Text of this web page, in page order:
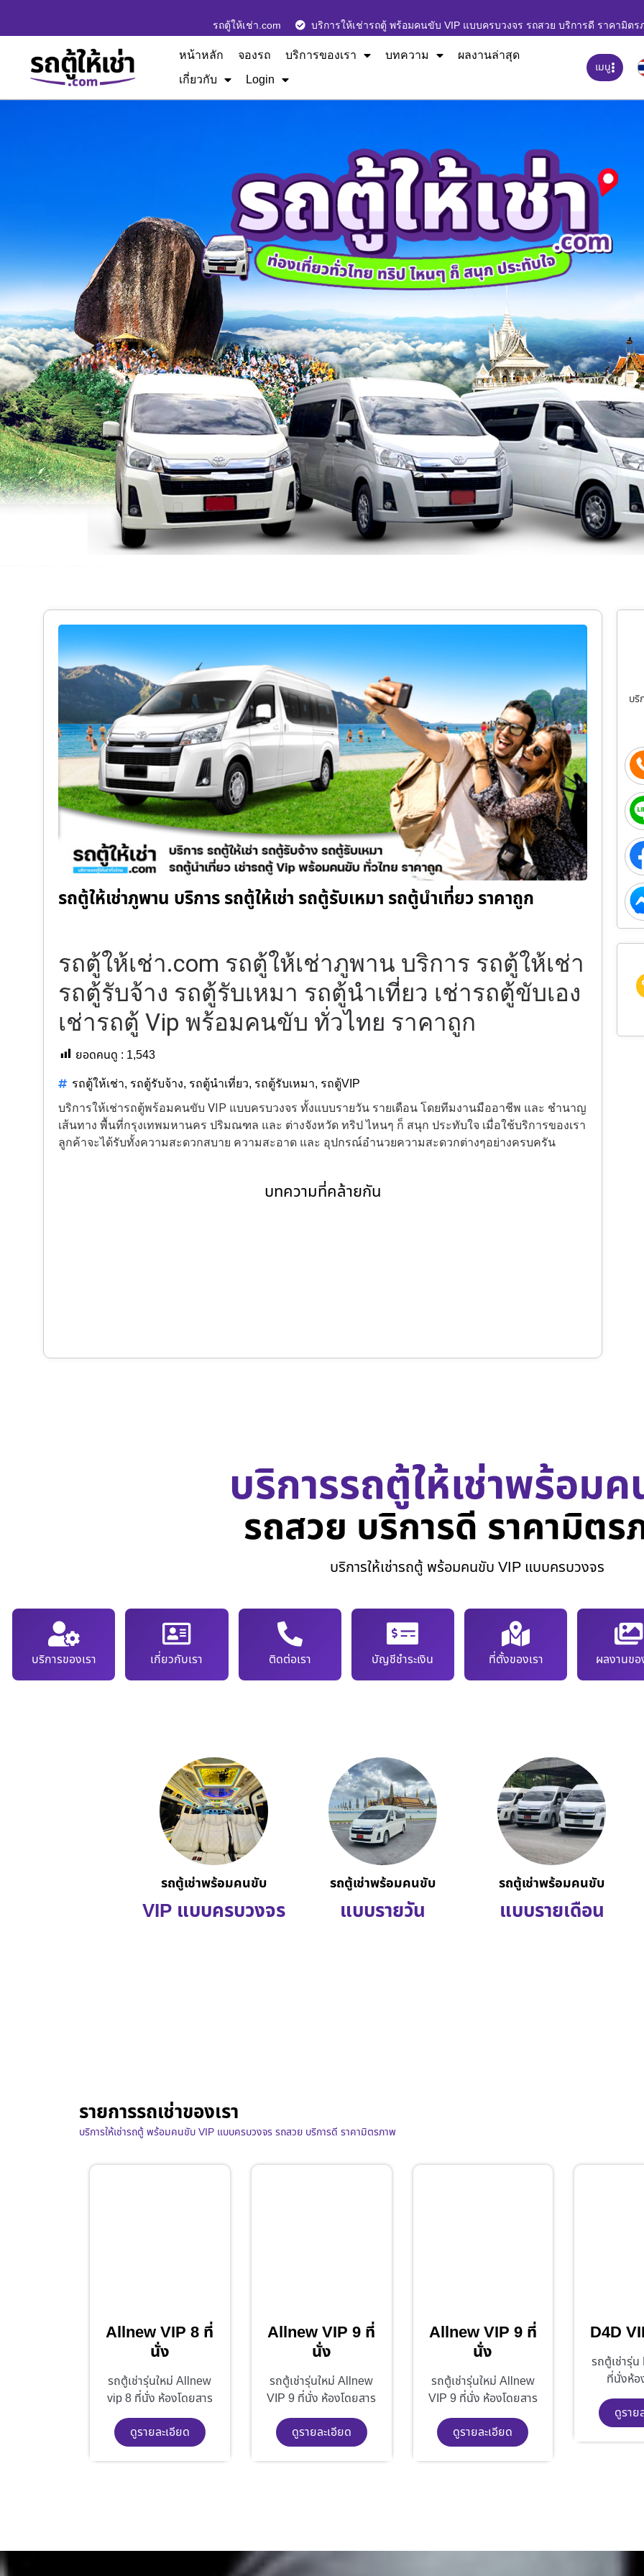
รถตู้ให้เช่า.com บริการให้เช่ารถตู้ พร้อมคนขับ VIP แบบครบวงจร รถสวย บริการดี ราคามิตร
หน้าหลัก จองรถ บริการของเรา บทความ
ผลงานล่าสุด
เกี่ยวกับ
Login
เมนู
รถตู้ให้เช่าภูพาน บริการ รถตู้ให้เช่า รถตู้รับเหมา รถตู้นำเที่ยว ราคาถูก
รถตู้ให้เช่า.com รถตู้ให้เช่าภูพาน บริการ รถตู้ให้เช่า
รถตู้รับจ้าง รถตู้รับเหมา รถตู้นำเที่ยว เช่ารถตู้ขับเอง
เช่ารถตู้ Vip พร้อมคนขับ ทั่วไทย ราคาถูก
ยอดคนดู : 1,543
รถตู้ให้เช่า, รถตู้รับจ้าง, รถตู้นำเที่ยว, รถตู้รับเหมา, รถตู้VIP
บริการให้เช่ารถตู้พร้อมคนขับ VIP แบบครบวงจร ทั้งแบบรายวัน รายเดือน โดยทีมงานมืออาชีพ และ ชำนาญ
เส้นทาง พื้นที่กรุงเทพมหานคร ปริมณฑล และ ต่างจังหวัด ทริป ไหนๆ ก็ สนุก ประทับใจ เมื่อใช้บริการของเรา
ลูกค้าจะได้รับทั้งความสะดวกสบาย ความสะอาด และ อุปกรณ์อำนวยความสะดวกต่างๆอย่างครบครัน
บทความที่คล้ายกัน
บริ
บริการรถตู้ให้เช่าพร้อม
รถสวย บริการดี ราคามิตร
บริการให้เช่ารถตู้ พร้อมคนขับ VIP แบบครบวงจร
บริการของเรา เกี่ยวกับเรา ติดต่อเรา บัญชีชำระเงิน ที่ตั้งของเรา ผลงานขอ
รถตู้เช่าพร้อมคนขับ
VIP แบบครบวงจร
รถตู้เช่าพร้อมคนขับ
แบบรายวัน
รถตู้เช่าพร้อมคนขับ
แบบรายเดือน
รายการรถเช่าของเรา
บริการให้เช่ารถตู้ พร้อมคนขับ VIP แบบครบวงจร รถสวย บริการดี ราคามิตรภาพ
Allnew VIP 8 ที่
นั่ง
รถตู้เช่ารุ่นใหม่ Allnew
vip 8 ที่นั่ง ห้องโดยสาร
ดูรายละเอียด
Allnew VIP 9 ที่
นั่ง
รถตู้เช่ารุ่นใหม่ Allnew
VIP 9 ที่นั่ง ห้องโดยสาร
ดูรายละเอียด
Allnew VIP 9 ที่
นั่ง
รถตู้เช่ารุ่นใหม่ Allnew
VIP 9 ที่นั่ง ห้องโดยสาร
ดูรายละเอียด
D4D
รถตู้เช่ารุ่
ที่นั่งห้อ
ดูราย